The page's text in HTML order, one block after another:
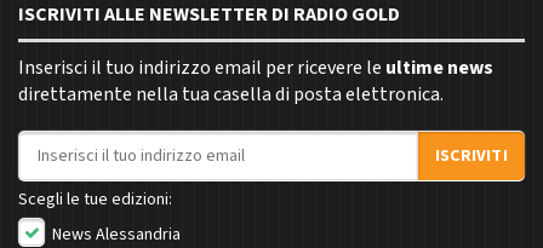
ISCRIVITI ALLE NEWSLETTER DI RADIO GOLD
Inserisci il tuo indirizzo email per ricevere le ultime news
direttamente nella tua casella di posta elettronica.
Indirizzo email
ISCRIVITI
Scegli le tue edizioni:
News Alessandria